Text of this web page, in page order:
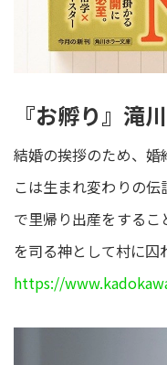
『お孵り』滝
結婚の挨拶のため、
こは生まれ変わりの
で里帰り出産をする
を司る神として村に囚
https://